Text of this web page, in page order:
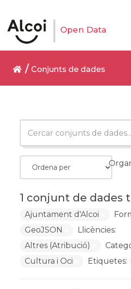
Open Data
Conjunts de dades
1 conjunt de dades
Ajuntament d'Alcoi
GeoJSON
Llicències:
Altres (Atribució)
Cultura i Oci
Etiquetes: